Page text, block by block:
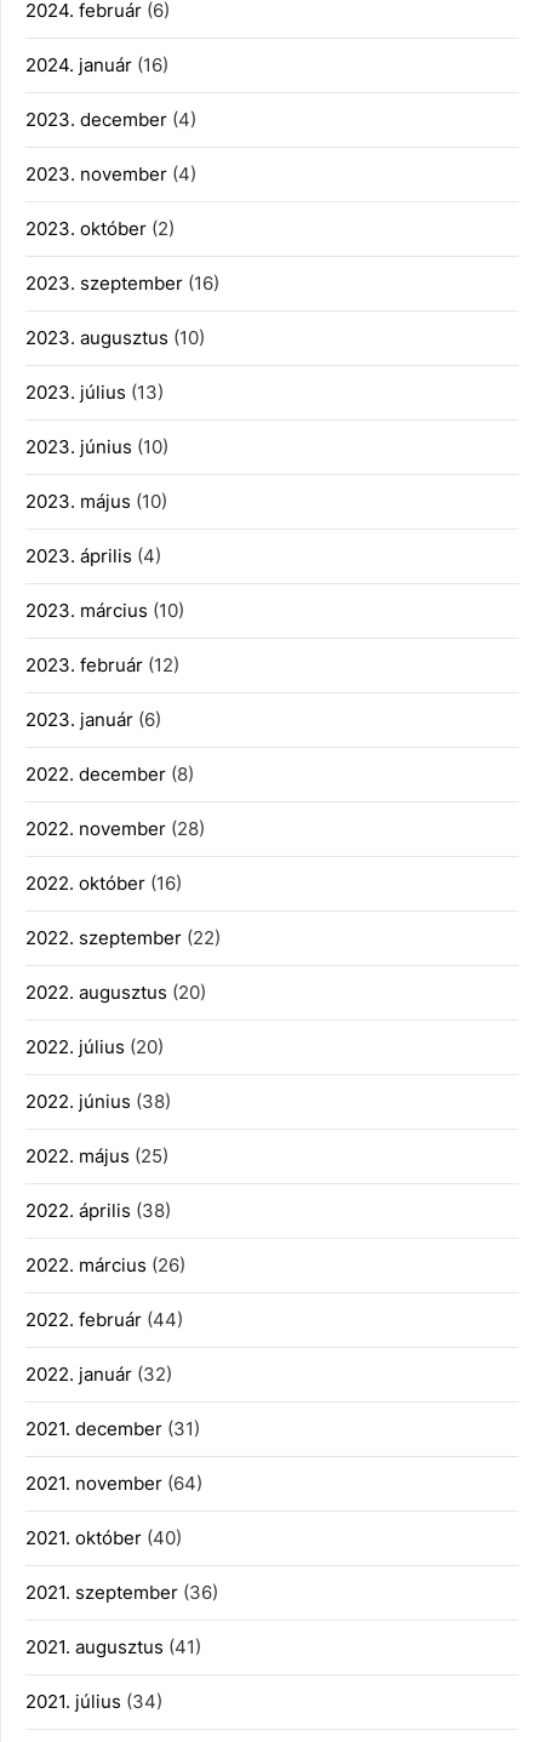
2024. február (6)
2024. január (16)
2023. december (4)
2023. november (4)
2023. október (2)
2023. szeptember (16)
2023. augusztus (10)
2023. július (13)
2023. június (10)
2023. május (10)
2023. április (4)
2023. március (10)
2023. február (12)
2023. január (6)
2022. december (8)
2022. november (28)
2022. október (16)
2022. szeptember (22)
2022. augusztus (20)
2022. július (20)
2022. június (38)
2022. május (25)
2022. április (38)
2022. március (26)
2022. február (44)
2022. január (32)
2021. december (31)
2021. november (64)
2021. október (40)
2021. szeptember (36)
2021. augusztus (41)
2021. július (34)